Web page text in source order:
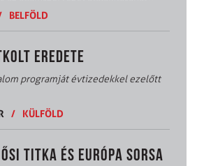
BELFÖLD
EREDETE
programját évtizedekkel ezelőtt
/ KÜLFÖLD
TITKA ÉS EURÓPA SORSA